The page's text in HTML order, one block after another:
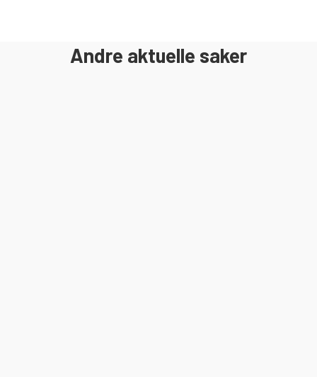
Andre aktuelle saker